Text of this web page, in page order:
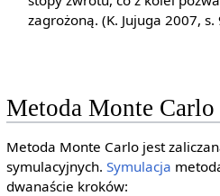
zagrożoną. (K. Jujuga 2007, s.
Metoda Monte
Metoda Monte Carlo jest
symulacyjnych. Symulacja
dwanaście kroków: